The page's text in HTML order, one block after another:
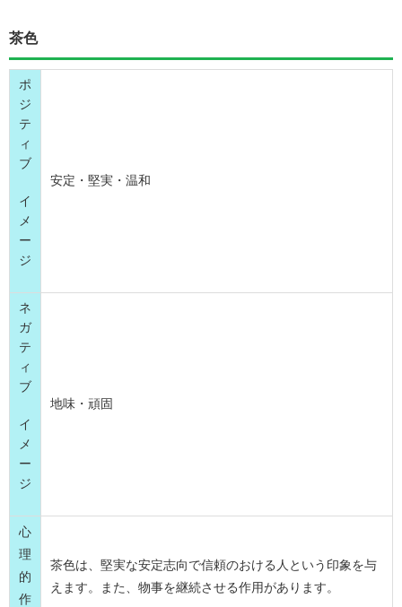
茶色
ポ
ジ
テ
ィ
ブ
イ
メ
ー
ジ
安定・堅実・温和
ネ
ガ
テ
ィ
ブ
イ
メ
ー
ジ
地味・頑固
心
理
的
作
茶色は、堅実な安定志向で信頼のおける人という印象を与
えます。また、物事を継続させる作用があります。